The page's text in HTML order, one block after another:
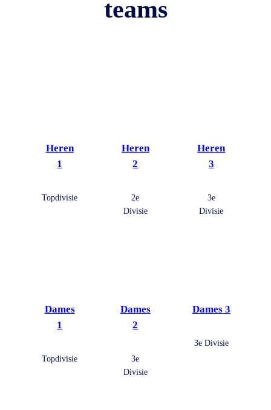
teams
Heren
1
Topdivisie
Heren
2
2e
Divisie
Heren
3
3e
Divisie
Dames
1
Topdivisie
Dames
2
3e
Divisie
Dames 3
3e Divisie